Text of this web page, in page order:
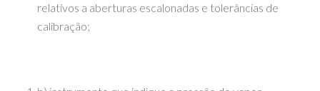
relativos a aberturas escalonadas e tolerâncias de
calibração;